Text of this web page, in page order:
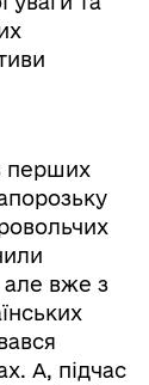
перших
але вже з
А, підчас